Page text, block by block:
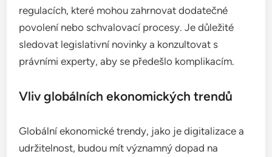
regulacích, které mohou zahrnovat dodatečné
povolení nebo schvalovací procesy. Je důležité
sledovat legislativní novinky a konzultovat s
právními experty, aby se předešlo komplikacím.
Vliv globálních ekonomických trendů
Globální ekonomické trendy, jako je digitalizace a
udržitelnost, budou mít významný dopad na